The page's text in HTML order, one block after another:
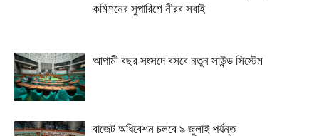
কমিশনের সুপারিশে নীরব সবাই
আগামী বছর সংসদে বসবে নতুন সাউন্ড সিস্টেম
বাজেট অধিবেশন চলবে ৯ জুলাই পর্যন্ত